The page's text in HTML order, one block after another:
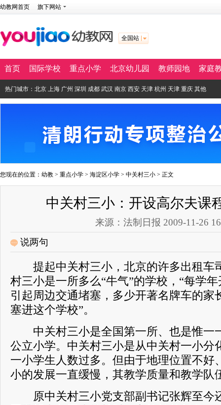
幼教网首页 旗下网站
全国站
首页 国际学校 重点小学 北京幼儿园 教师园地 家庭
热门城市： 北京 上海 广州 深圳 成都 武汉 南京 西安 天津 杭州 天津 重庆 其他
您现在的位置： 幼教 > 重点小学 > 海淀区小学 > 中关村三小 > 正文
中关村三小：开设高尔夫课
来源：法制日报 2009-11-26
说两句
提起中关村三小，北京的许多出租车
村三小是一所多么“牛气”的学校，“每学
引起周边交通堵塞，多少开著名牌车的家
塞进这个学校”。
中关村三小是全国第一所、也是惟一
公立小学。中关村三小是从中关村一小分
一小学生人数过多。但由于地理位置不好
小的发展一直缓慢，其教学质量和教学队
原中关村三小党支部副书记张辉至今